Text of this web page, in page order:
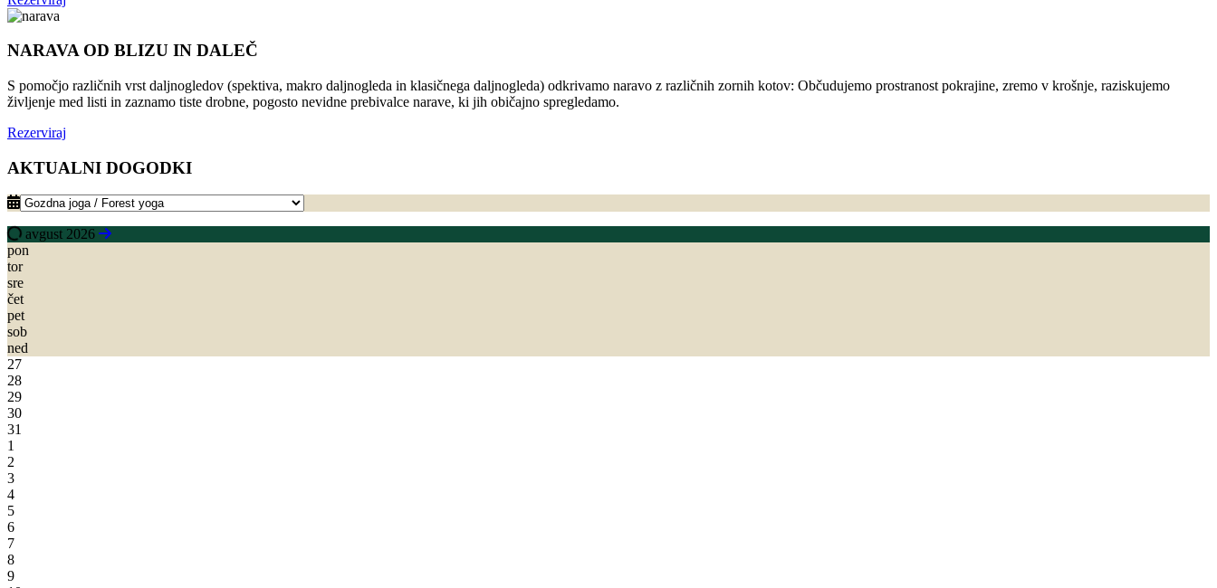
NARAVA OD BLIZU IN DALEČ
S pomočjo različnih vrst daljnogledov (spektiva, makro daljnogleda in klasičnega daljnogleda) odkrivamo naravo z različnih zornih kotov: Občudujemo prostranost pokrajine, zremo v krošnje, raziskujemo
življenje med listi in zaznamo tiste drobne, pogosto nevidne prebivalce narave, ki jih običajno spregledamo.
Rezerviraj
AKTUALNI DOGODKI
avgust 2026
pon
tor
sre
čet
pet
sob
ned
27
28
29
30
31
1
2
3
4
5
6
7
8
9